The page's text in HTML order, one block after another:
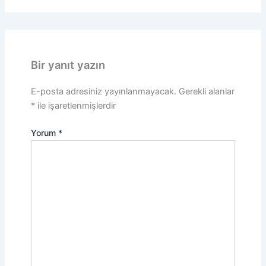
Bir yanıt yazın
E-posta adresiniz yayınlanmayacak. Gerekli alanlar
*ile işaretlenmişlerdir
Yorum *